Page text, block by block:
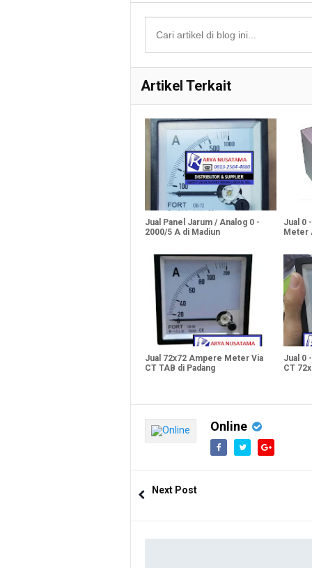
Artikel Terkait
Jual Panel Jarum / Analog 0 -
2000/5 A di Madiun
Jual 0
Meter
Jual 72x72 Ampere Meter Via
CT TAB di Padang
Jual 0
CT
Online
Next Post